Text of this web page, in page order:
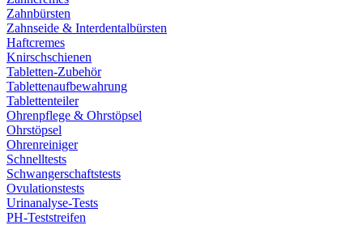
Zahnbürsten
Zahnseide & Interdentalbürsten
Haftcremes
Knirschschienen
Tabletten-Zubehör
Tablettenaufbewahrung
Tablettenteiler
Ohrenpflege & Ohrstöpsel
Ohrstöpsel
Ohrenreiniger
Schnelltests
Schwangerschaftstests
Ovulationstests
Urinanalyse-Tests
PH-Teststreifen